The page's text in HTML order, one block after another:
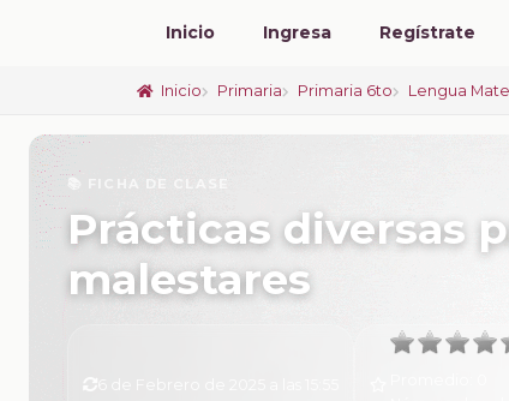
Inicio Ingresa Regístrate
Inicio Primaria Primaria 6to Lengua
📚 FICHA DE CLASE
Prácticas diversas
malestares